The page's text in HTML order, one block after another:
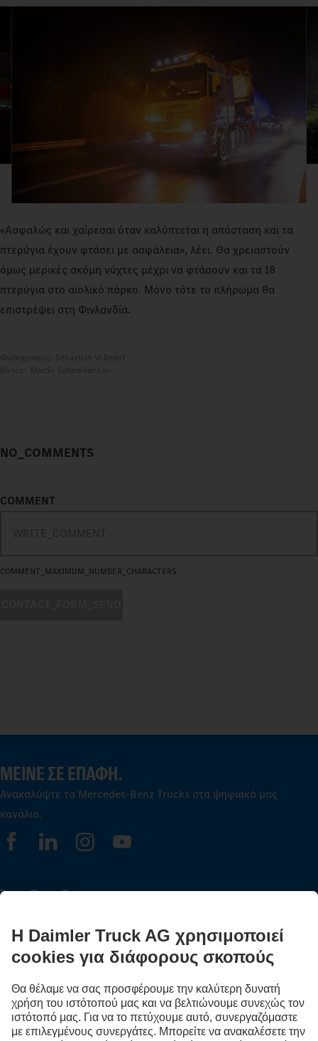
«Ασφαλώς και χαίρεσαι όταν καλύπτεται η απόσταση και τα
πτερύγια έχουν φτάσει με ασφάλεια», λέει. Θα χρειαστούν
όμως μερικές ακόμη νύχτες μέχρι να φτάσουν και τα 18
πτερύγια στο αιολικό πάρκο. Μόνο τότε το πλήρωμα θα
επιστρέψει στη Φινλανδία.
NO_COMMENTS
COMMENT
COMMENT_MAXIMUM_NUMBER_CHARACTERS
ΜΕΊΝΕ ΣΕ ΕΠΑΦΉ.
Ανακαλύψτε τα Mercedes‑Benz Trucks στα ψηφιακά μας
κανάλια.
FOLLOW THE ROADSTARS
Μοιράσου τώρα εμπειρίες με άλλους οδηγούς φορτηγών.
Επιβιβάσου